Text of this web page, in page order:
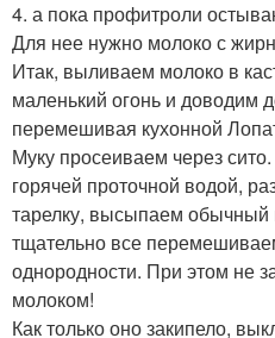
4. а пока профитроли
Для нее нужно молоко с
Итак, выливаем молоко в
маленький огонь и доводим
перемешивая кухонной
Муку просеиваем через
горячей проточной водой,
тарелку, высыпаем обычный
тщательно все
однородности. При этом не
молоком!
Как только оно закипело,